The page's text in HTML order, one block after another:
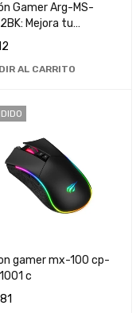
Gamer Arg-MS-
Mejora tu
de Juego con
y
AL CARRITO
gamer mx-100 cp-
c